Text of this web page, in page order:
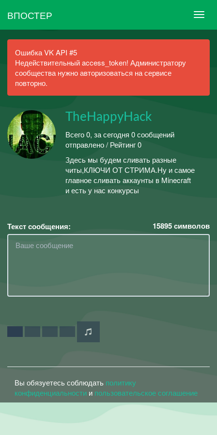
ВПОСТЕР
Ошибка VK API #5
Недействительный access_token! Администратору
сообщества нужно авторизоваться на сервисе
повторно.
TheHappyHack
Всего 0, за сегодня 0 сообщений
отправлено / Рейтинг 0
Здесь мы будем сливать разные
читы,КЛЮЧИ ОТ СТРИМА.Ну и самое
главное сливать аккаунты в Minecraft
и есть у нас конкурсы
Текст сообщения: 15895символов
Вы обязуетесь соблюдать политику
конфиденциальности и пользовательское соглашение